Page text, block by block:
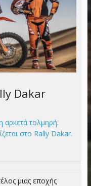
Dakar
τολμηρή.
στο Rally Dakar.
μιας εποχής